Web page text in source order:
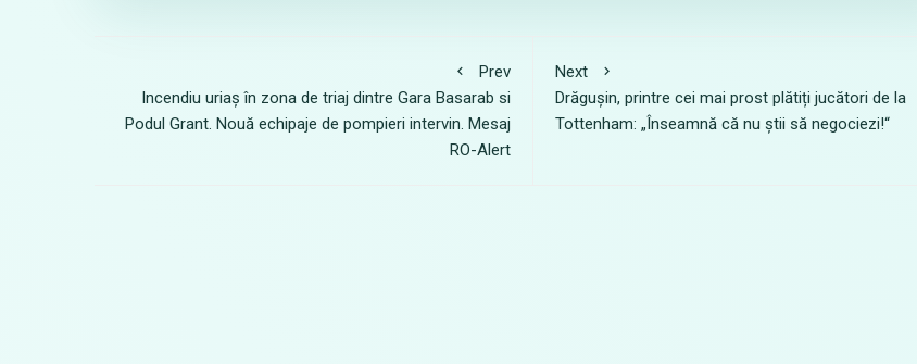
Prev
Incendiu uriaș în zona de triaj dintre Gara Basarab si
Podul Grant. Nouă echipaje de pompieri intervin. Mesaj
RO-Alert
Next
Drăgușin, printre cei mai prost plătiți jucători de la
Tottenham: „Înseamnă că nu știi să negociezi!“